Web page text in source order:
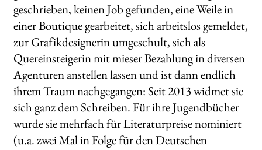
geschrieben, keinen Job gefunden, eine Weile in
einer Boutique gearbeitet, sich arbeitslos gemeldet,
zur Grafikdesignerin umgeschult, sich als
Quereinsteigerin mit mieser Bezahlung in diversen
Agenturen anstellen lassen und ist dann endlich
ihrem Traum nachgegangen: Seit 2013 widmet sie
sich ganz dem Schreiben. Für ihre Jugendbücher
wurde sie mehrfach für Literaturpreise nominiert
(u.a. zwei Mal in Folge für den Deutschen